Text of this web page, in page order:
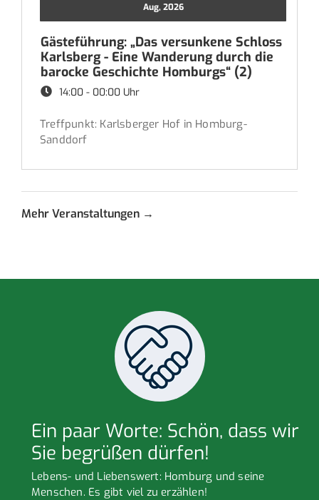
Aug, 2026
Gästeführung: „Das versunkene Schloss
Karlsberg - Eine Wanderung durch die
barocke Geschichte Homburgs“ (2)
14:00 - 00:00 Uhr
Treffpunkt: Karlsberger Hof in Homburg-
Sanddorf
Mehr Veranstaltungen →
Ein paar Worte: Schön, dass wir
Sie begrüßen dürfen!
Lebens- und Liebenswert: Homburg und seine
Menschen. Es gibt viel zu erzählen!